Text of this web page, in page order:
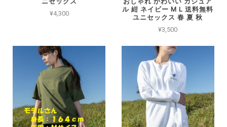
¥4,300
ル 紺 ネイビー M L 送料無料
ユニセックス 春 夏 秋
¥3,500